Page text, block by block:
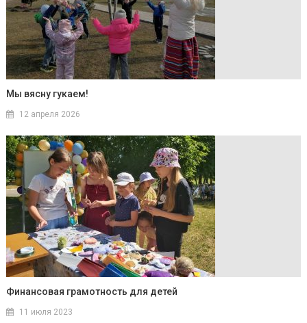
Мы вясну гукаем!
12 апреля 2026
Финансовая грамотность для детей
11 июля 2023